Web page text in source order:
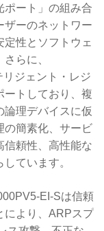
ポート」の組み合
ザーのネットワー
性とソフトウェ
らに、
ジェント・レジ
ートしており、複
論理デバイスに仮
の簡素化、サービ
信頼性、高性能な
ています。
EI-Sは信頼
により、ARPスプ